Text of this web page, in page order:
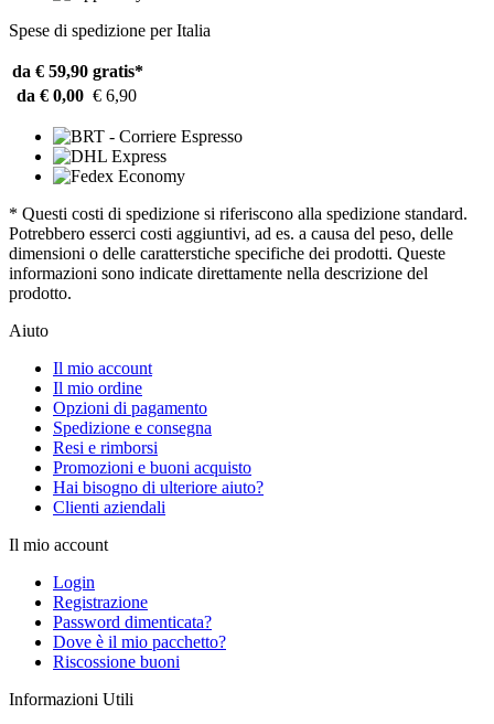
Spese di spedizione per Italia
da € 59,90 gratis*
da € 0,00 € 6,90
* Questi costi di spedizione si riferiscono alla spedizione standard.
Potrebbero esserci costi aggiuntivi, ad es. a causa del peso, delle
dimensioni o delle caratterstiche specifiche dei prodotti. Queste
informazioni sono indicate direttamente nella descrizione del
prodotto.
Aiuto
Il mio account
Il mio ordine
Opzioni di pagamento
Spedizione e consegna
Resi e rimborsi
Promozioni e buoni acquisto
Hai bisogno di ulteriore aiuto?
Clienti aziendali
Il mio account
Login
Registrazione
Password dimenticata?
Dove è il mio pacchetto?
Riscossione buoni
Informazioni Utili